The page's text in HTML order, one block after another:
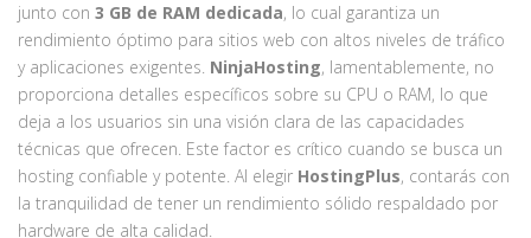
junto con 3 GB de RAM dedicada, lo cual garantiza un
rendimiento óptimo para sitios web con altos niveles de tráfico
y aplicaciones exigentes. NinjaHosting, lamentablemente, no
proporciona detalles específicos sobre su CPU o RAM, lo que
deja a los usuarios sin una visión clara de las capacidades
técnicas que ofrecen. Este factor es crítico cuando se busca un
hosting confiable y potente. Al elegir HostingPlus, contarás con
la tranquilidad de tener un rendimiento sólido respaldado por
hardware de alta calidad.